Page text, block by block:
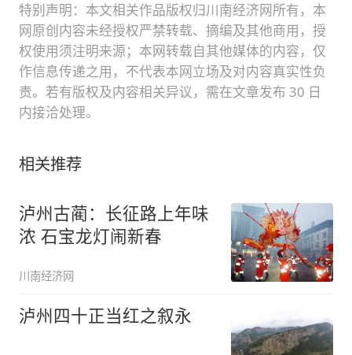
特别声明：本文相关作品版权归川南经济网所有，本
网原创内容未经授权严禁转载、摘编及其他商用，授
权使用须注明来源；本网转载自其他媒体的内容，仅
作信息传递之用，不代表本网立场及对内容真实性负
责。若有版权及内容相关异议，需在文章发布 30 日
内接洽处理。
相关推荐
泸州古蔺：长征路上年味
浓 石宝龙灯闹新春
川南经济网
泸州四十正当红之叙永